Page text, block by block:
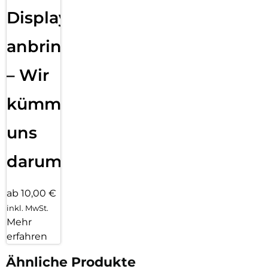
Displayfolie
anbringen
– Wir
kümmern
uns
darum!
ab 10,00 €
inkl. MwSt.
Mehr
erfahren
Ähnliche Produkte